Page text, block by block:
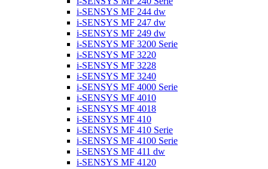
i-SENSYS MF 244 dw
i-SENSYS MF 247 dw
i-SENSYS MF 249 dw
i-SENSYS MF 3200 Serie
i-SENSYS MF 3220
i-SENSYS MF 3228
i-SENSYS MF 3240
i-SENSYS MF 4000 Serie
i-SENSYS MF 4010
i-SENSYS MF 4018
i-SENSYS MF 410
i-SENSYS MF 410 Serie
i-SENSYS MF 4100 Serie
i-SENSYS MF 411 dw
i-SENSYS MF 4120